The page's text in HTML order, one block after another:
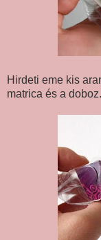
Hirdeti eme kis
matrica és a doboz.